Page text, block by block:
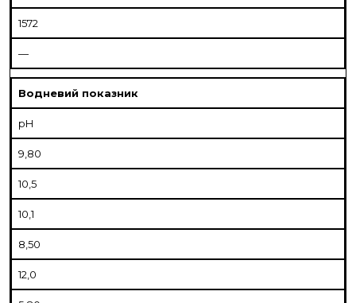
1572
—
Водневий показник
pH
9,80
10,5
10,1
8,50
12,0